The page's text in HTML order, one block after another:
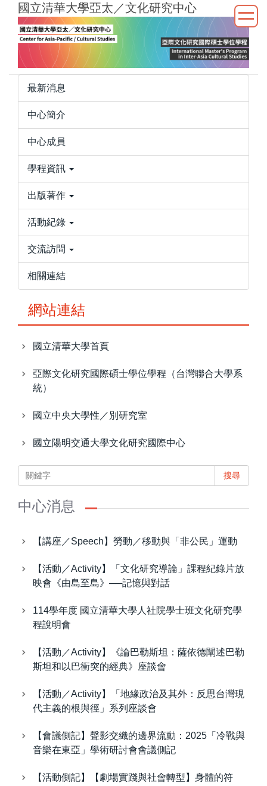
國立清華大學亞太／文化研究中心
最新消息
中心簡介
中心成員
學程資訊
出版著作
活動紀錄
交流訪問
相關連結
網站連結
國立清華大學首頁
亞際文化研究國際碩士學位學程（台灣聯合大學系
統）
國立中央大學性／別研究室
國立陽明交通大學文化研究國際中心
搜尋
中心消息
【講座／Speech】勞動／移動與「非公民」運動
【活動／Activity】「文化研究導論」課程紀錄片放
映會《由島至島》──記憶與對話
114學年度 國立清華大學人社院學士班文化研究學
程說明會
【活動／Activity】《論巴勒斯坦：薩依德闡述巴勒
斯坦和以巴衝突的經典》座談會
【活動／Activity】「地緣政治及其外：反思台灣現
代主義的根與徑」系列座談會
【會議側記】聲影交織的邊界流動：2025「冷戰與
音樂在東亞」學術研討會會議側記
【活動側記】【劇場實踐與社會轉型】身體的符